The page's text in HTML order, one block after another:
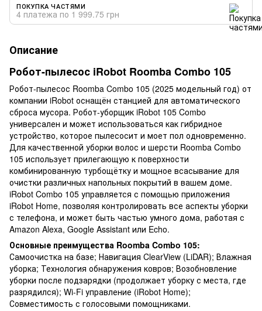
ПОКУПКА ЧАСТЯМИ
4 платежа по 1 999.75 грн
Описание
Робот-пылесос iRobot Roomba Combo 105
Робот-пылесос Roomba Combo 105 (2025 модельный год) от
компании iRobot оснащён станцией для автоматического
сброса мусора. Робот-уборщик iRobot 105 Combo
универсален и может использоваться как гибридное
устройство, которое пылесосит и моет пол одновременно.
Для качественной уборки волос и шерсти Roomba Combo
105 использует прилегающую к поверхности
комбинированную турбощётку и мощное всасывание для
очистки различных напольных покрытий в вашем доме.
iRobot Combo 105 управляется с помощью приложения
iRobot Home, позволяя контролировать все аспекты уборки
с телефона, и может быть частью умного дома, работая с
Amazon Alexa, Google Assistant или Echo.
Основные преимущества Roomba Combo 105:
Самоочистка на базе; Навигация ClearView (LiDAR); Влажная
уборка; Технология обнаружения ковров; Возобновление
уборки после подзарядки (продолжает уборку с места, где
разрядился); Wi-Fi управление (iRobot Home);
Совместимость с голосовыми помощниками.